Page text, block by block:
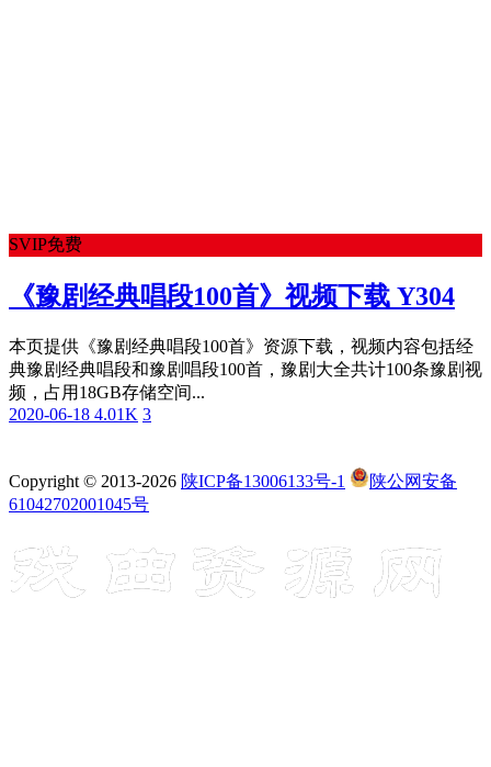
SVIP免费
《豫剧经典唱段100首》视频下载 Y304
本页提供《豫剧经典唱段100首》资源下载，视频内容包括经
典豫剧经典唱段和豫剧唱段100首，豫剧大全共计100条豫剧视
频，占用18GB存储空间...
2020-06-18 4.01K 3
Copyright © 2013-2026 陕ICP备13006133号-1
陕公网安备
61042702001045号